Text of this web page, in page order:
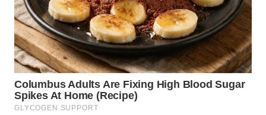
WAHANA
KONSUMEN
WAHANA
LISTRIK
WAHANA